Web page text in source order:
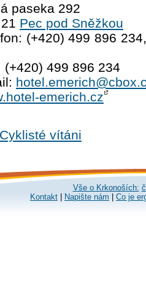
paseka 292
Pec pod Sněžkou
(+420) 499 896
(+420) 499 896 234
emerich.cz
vítáni
Vše o Krkonoších:
Kontakt
Napište nám Co je